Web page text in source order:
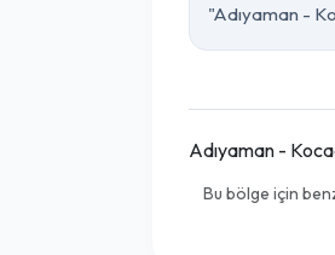
"Adıyaman -
Adıyaman -
Bu bölge için